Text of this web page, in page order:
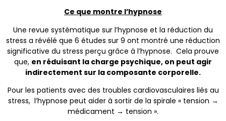
Ce que montre l’hypnose
Une revue systématique sur l’hypnose et la réduction du
stress a révélé que 6 études sur 9 ont montré une réduction
significative du stress perçu grâce à l’hypnose. Cela prouve
que, en réduisant la charge psychique, on peut agir
indirectement sur la composante corporelle.
Pour les patients avec des troubles cardiovasculaires liés au
stress, l’hypnose peut aider à sortir de la spirale « tension →
médicament → tension ».